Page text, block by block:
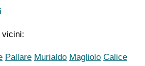
vicini:
Pallare Murialdo Magliolo Calice